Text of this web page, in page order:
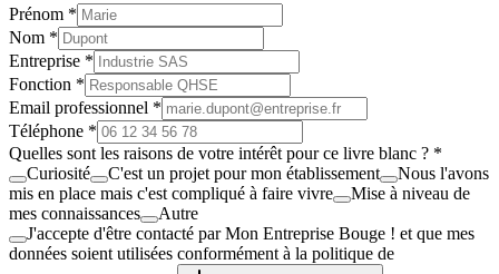
Prénom *
Nom *
Entreprise *
Fonction *
Email professionnel *
Téléphone *
Quelles sont les raisons de votre intérêt pour ce livre blanc ? *
Curiosité
C'est un projet pour mon établissement
Nous l'avons
mis en place mais c'est compliqué à faire vivre
Mise à niveau de
mes connaissances
Autre
J'accepte d'être contacté par Mon Entreprise Bouge ! et que mes
données soient utilisées conformément à la politique de